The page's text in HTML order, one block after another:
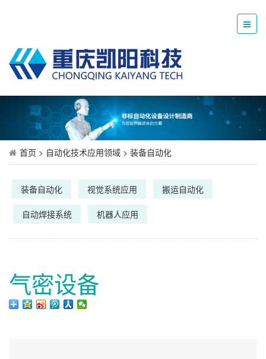
首页 > 自动化技术应用领域 > 装备自动化
装备自动化 视觉系统应用 搬运自动化
自动焊接系统 机器人应用
气密设备